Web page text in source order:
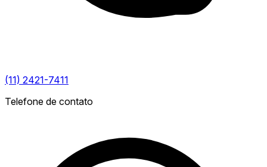
(11) 2421-7411
Telefone de contato